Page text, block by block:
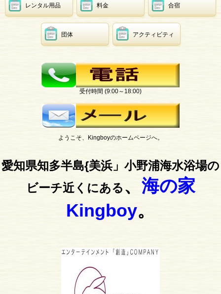
レンタル用品 料金 合宿
団体 アクティビティ
受付時間 (9:00～18:00)
ようこそ、Kingboyのホームページへ。
愛知県知多半島{美浜」小野浦海水浴場の
ビーチ近くにある 、 海の家
Kingboy。